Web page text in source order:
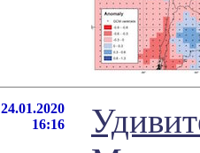
24.01.2020
16:16